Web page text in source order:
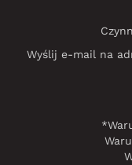
Wyślij e-mail na